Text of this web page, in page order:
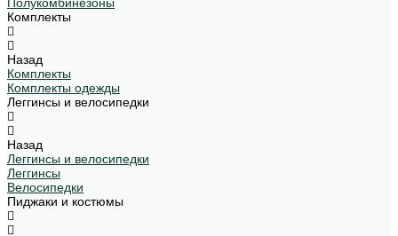
Комплекты
Назад
Комплекты
Комплекты одежды
Леггинсы и велосипедки
Назад
Леггинсы и велосипедки
Леггинсы
Велосипедки
Пиджаки и костюмы